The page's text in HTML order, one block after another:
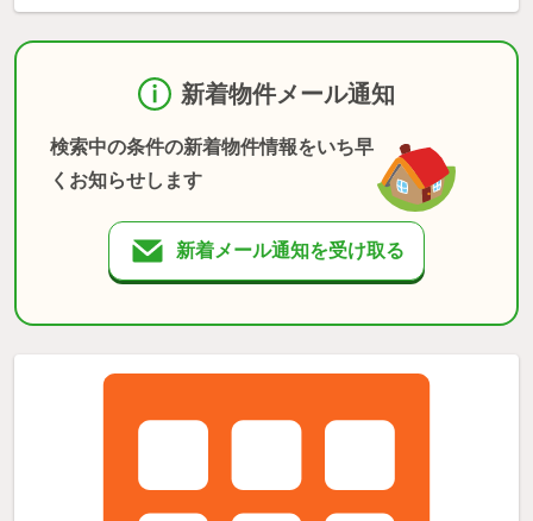
新着物件メール通知
検索中の条件の新着物件情報をいち早
くお知らせします
新着メール通知を受け取る